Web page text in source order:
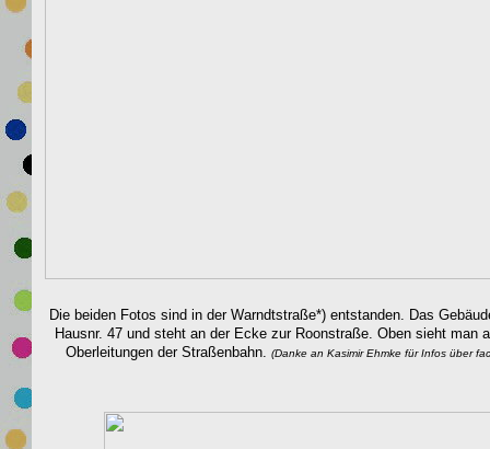
Die beiden Fotos sind in der Warndtstraße*) entstanden. Das
Hausnr. 47 und steht an der Ecke zur Roonstraße. Oben sieht man
Oberleitungen der Straßenbahn. (Danke an Kasimir Ehmke für Infos über